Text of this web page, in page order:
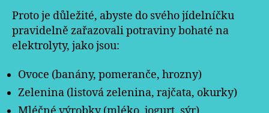
Proto je důležité, abyste do svého jídelníčku
pravidelně zařazovali potraviny bohaté na
elektrolyty, jako jsou:
Ovoce (banány, pomeranče, hrozny)
Zelenina (listová zelenina, rajčata, okurky)